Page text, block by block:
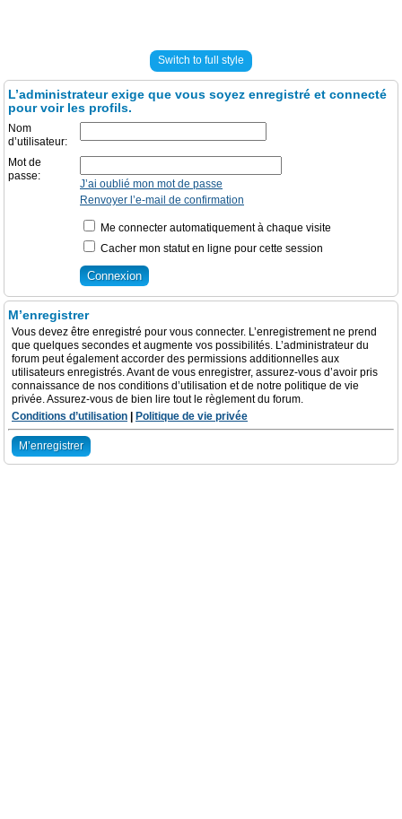
Switch to full style
L’administrateur exige que vous soyez enregistré et connecté
pour voir les profils.
Nom
d’utilisateur:
Mot de
passe:
J’ai oublié mon mot de passe
Renvoyer l’e-mail de confirmation
Me connecter automatiquement à chaque visite
Cacher mon statut en ligne pour cette session
M’enregistrer
Vous devez être enregistré pour vous connecter. L’enregistrement ne prend
que quelques secondes et augmente vos possibilités. L’administrateur du
forum peut également accorder des permissions additionnelles aux
utilisateurs enregistrés. Avant de vous enregistrer, assurez-vous d’avoir pris
connaissance de nos conditions d’utilisation et de notre politique de vie
privée. Assurez-vous de bien lire tout le règlement du forum.
Conditions d’utilisation
Politique de vie privée
M’enregistrer